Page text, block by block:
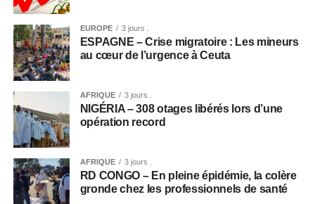
EUROPE 3 jours .
ESPAGNE – Crise migratoire : Les mineurs
au cœur de l’urgence à Ceuta
AFRIQUE 3 jours .
NIGÉRIA – 308 otages libérés lors d’une
opération record
AFRIQUE 3 jours .
RD CONGO – En pleine épidémie, la colère
gronde chez les professionnels de santé